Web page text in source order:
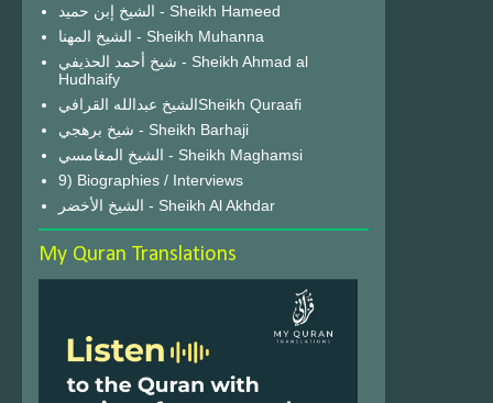
الشيخ إبن حميد - Sheikh Hameed
الشيخ المهنا - Sheikh Muhanna
شيخ أحمد الحذيفي - Sheikh Ahmad al
Hudhaify
الشيخ عبدالله القرافيSheikh Quraafi
شيخ برهجي - Sheikh Barhaji
الشيخ المغامسي - Sheikh Maghamsi
9) Biographies / Interviews
الشيخ الأخضر - Sheikh Al Akhdar
My Quran Translations